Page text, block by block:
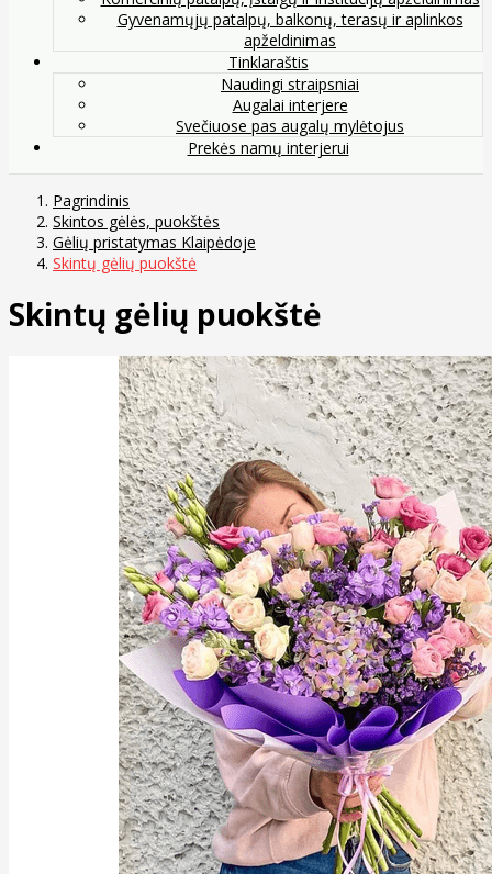
Gyvenamųjų patalpų, balkonų, terasų ir aplinkos
apželdinimas
Tinklaraštis
Naudingi straipsniai
Augalai interjere
Svečiuose pas augalų mylėtojus
Prekės namų interjerui
Pagrindinis
Skintos gėlės, puokštės
Gėlių pristatymas Klaipėdoje
Skintų gėlių puokštė
Skintų gėlių puokštė